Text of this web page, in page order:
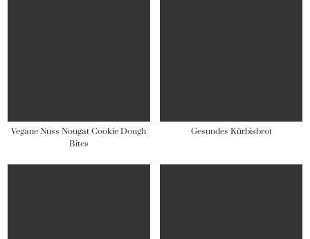
Vegane Nuss Nougat Cookie Dough
Bites
Gesundes Kürbisbrot